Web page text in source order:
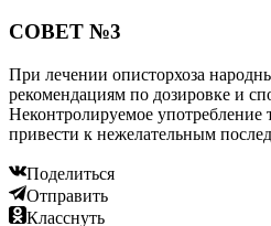
СОВЕТ №3
При лечении описторхоза
рекомендациям по дозировке и
Неконтролируемое употребление
привести к нежелательным
Поделиться
Отправить
Класснуть